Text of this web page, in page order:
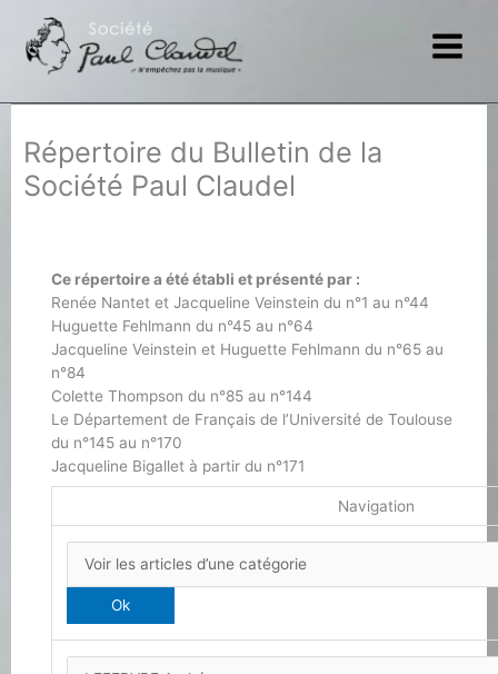
contenu
Répertoire du Bulletin de la
Société Paul Claudel
Ce répertoire a été établi et présenté par :
Renée Nantet et Jacqueline Veinstein du n°1 au n°44
Huguette Fehlmann du n°45 au n°64
Jacqueline Veinstein et Huguette Fehlmann du n°65 au
n°84
Colette Thompson du n°85 au n°144
Le Département de Français de l’Université de Toulouse
du n°145 au n°170
Jacqueline Bigallet à partir du n°171
Navigation